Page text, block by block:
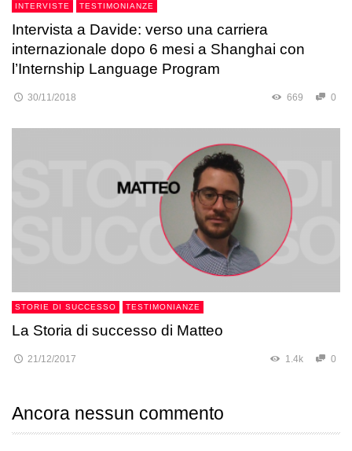
INTERVISTE TESTIMONIANZE
Intervista a Davide: verso una carriera
internazionale dopo 6 mesi a Shanghai con
l’Internship Language Program
30/11/2018 669 0
STORIE DI SUCCESSO TESTIMONIANZE
La Storia di successo di Matteo
21/12/2017 1.4k 0
Ancora nessun commento